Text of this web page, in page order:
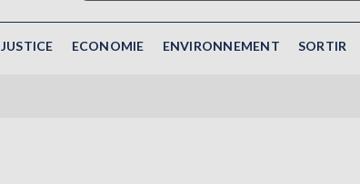
ECONOMIE ENVIRONNEMENT SORTIR